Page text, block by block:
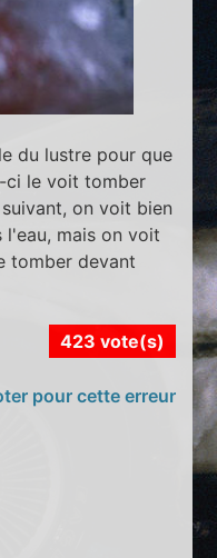
du lustre pour que
ci le voit tomber
on voit bien
l'eau, mais on voit
tomber devant
423 vote(s)
pour cette erreur